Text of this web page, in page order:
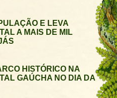
E LEVA
A MAIS DE MIL
HISTÓRICO NA
GAÚCHA NO DIA DA